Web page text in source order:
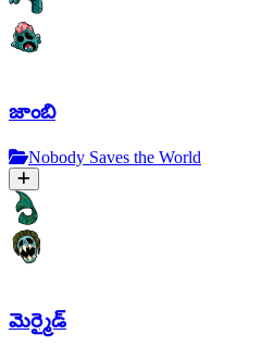
జాంబి
Nobody Saves the World
మెర్మైడ్